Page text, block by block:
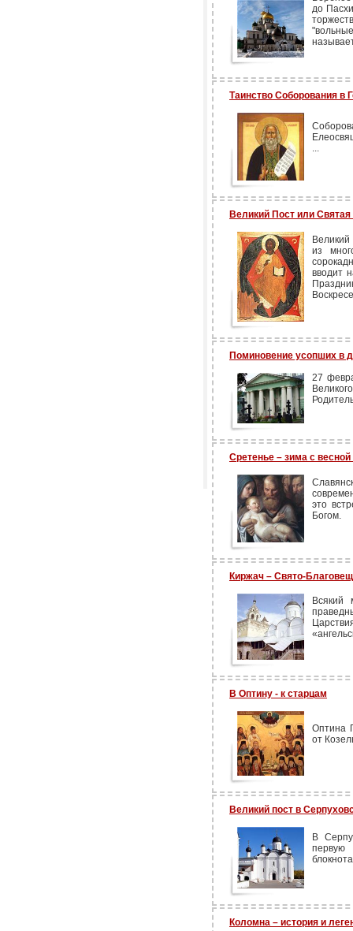
до
Таинство Соборования в
...
Великий Пост или
из
вводит
Поминовение усопших в
27
Сретенье – зима с
это
Богом.
Киржач – Свято-
Всякий
В Оптину - к старцам
Оптина
от
Великий пост в
В
первую
Коломна – история и